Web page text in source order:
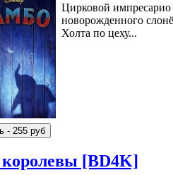
Цирковой
новорожденного
Холта по цеху...
[BD4K]